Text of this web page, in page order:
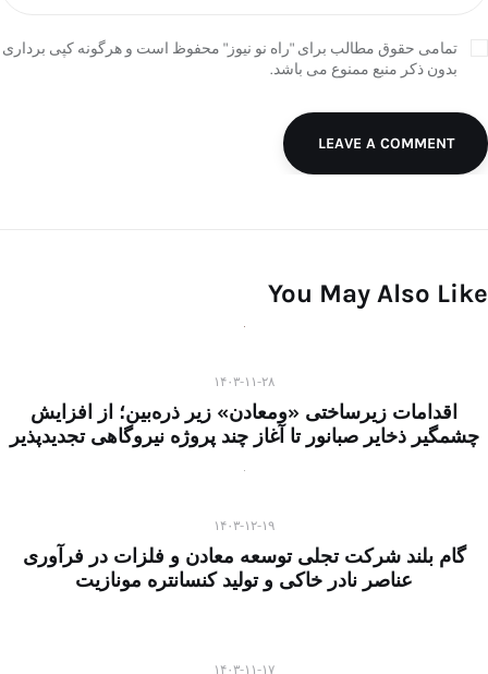
تمامی حقوق مطالب برای "راه نو نیوز" محفوظ است و هرگونه کپی برداری
بدون ذکر منبع ممنوع می باشد.
LEAVE A COMMENT
You May Also Like
۱۴۰۳-۱۱-۲۸
اقدامات زیرساختی «ومعادن» زیر ذره‌بین؛ از افزایش
چشمگیر ذخایر صبانور تا آغاز چند پروژه نیروگاهی تجدیدپذیر
۱۴۰۳-۱۲-۱۹
گام بلند شرکت تجلی توسعه معادن و فلزات در فرآوری
عناصر نادر خاکی و تولید کنسانتره مونازیت
۱۴۰۳-۱۱-۱۷